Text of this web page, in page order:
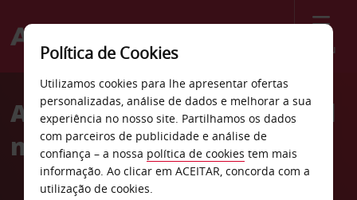
Menu
Welcome
AvisAluguer de carros Hatfield
na Pretória
Política de Cookies
Utilizamos cookies para lhe apresentar ofertas
personalizadas, análise de dados e melhorar a sua
experiência no nosso site. Partilhamos os dados
com parceiros de publicidade e análise de
confiança – a nossa política de cookies tem mais
informação. Ao clicar em ACEITAR, concorda com a
utilização de cookies.